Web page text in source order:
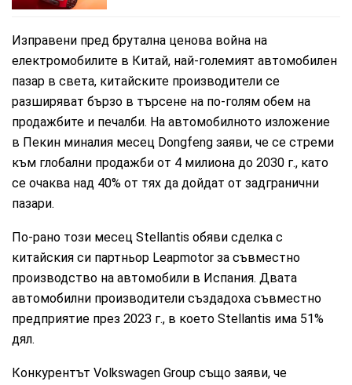
Изправени пред брутална ценова война на
електромобилите в Китай, най-големият автомобилен
пазар в света, китайските производители се
разширяват бързо в търсене на по-голям обем на
продажбите и печалби. На автомобилното изложение
в Пекин миналия месец Dongfeng заяви, че се стреми
към глобални продажби от 4 милиона до 2030 г., като
се очаква над 40% от тях да дойдат от задгранични
пазари.
По-рано този месец Stellantis обяви сделка с
китайския си партньор Leapmotor за съвместно
производство на автомобили в Испания. Двата
автомобилни производители създадоха съвместно
предприятие през 2023 г., в което Stellantis има 51%
дял.
Конкурентът Volkswagen Group също заяви, че